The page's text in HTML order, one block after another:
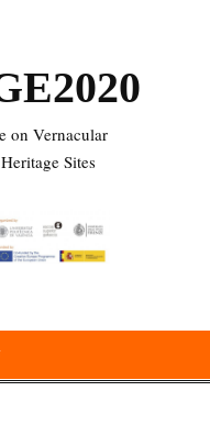
on Vernacular
Sites